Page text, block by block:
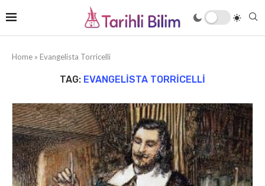
Home » Evangelista Torricelli
TAG: EVANGELISTA TORRICELLI